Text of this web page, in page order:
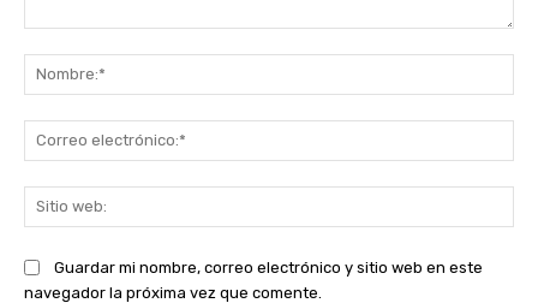
Guardar mi nombre, correo electrónico y sitio web en este
navegador la próxima vez que comente.